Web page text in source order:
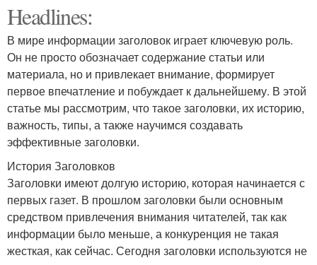
Headlines:
В мире информации заголовок играет ключевую роль.
Он не просто обозначает содержание статьи или
материала, но и привлекает внимание, формирует
первое впечатление и побуждает к дальнейшему. В этой
статье мы рассмотрим, что такое заголовки, их историю,
важность, типы, а также научимся создавать
эффективные заголовки.
История Заголовков
Заголовки имеют долгую историю, которая начинается с
первых газет. В прошлом заголовки были основным
средством привлечения внимания читателей, так как
информации было меньше, а конкуренция не такая
жесткая, как сейчас. Сегодня заголовки используются не